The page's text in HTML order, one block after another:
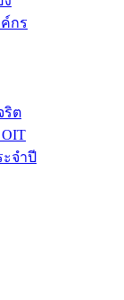
กร
ริต
จำปี